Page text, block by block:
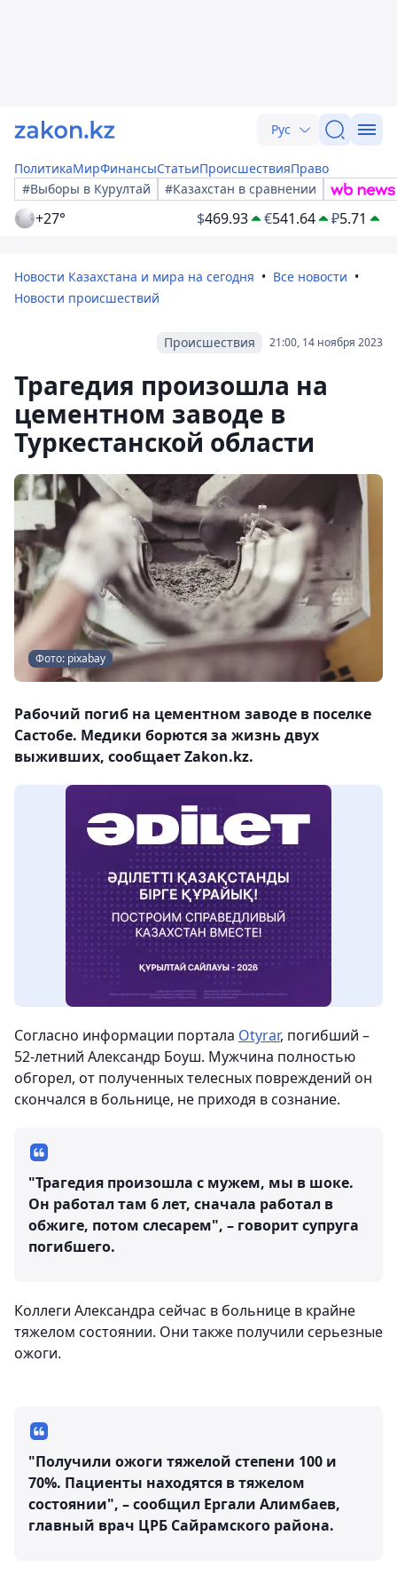
Рус
ПолитикаМирФинансыСтатьиПроисшествияПраво
#Выборы в Курултай
#Казахстан в сравнении
+27° $469.93 €541.64 ₽5.71
Новости Казахстана и мира на сегодня
Все новости
Новости происшествий
21:00, 14 ноября 2023
Происшествия
Трагедия произошла на
цементном заводе в
Туркестанской области
Фото: pixabay
Рабочий погиб на цементном заводе в поселке
Састобе. Медики борются за жизнь двух
выживших, сообщает Zakon.kz.
Согласно информации портала Otyrar, погибший –
52-летний Александр Боуш. Мужчина полностью
обгорел, от полученных телесных повреждений он
скончался в больнице, не приходя в сознание.
"Трагедия произошла с мужем, мы в шоке.
Он работал там 6 лет, сначала работал в
обжиге, потом слесарем", – говорит супруга
погибшего.
Коллеги Александра сейчас в больнице в крайне
тяжелом состоянии. Они также получили серьезные
ожоги.
"Получили ожоги тяжелой степени 100 и
70%. Пациенты находятся в тяжелом
состоянии", – сообщил Ергали Алимбаев,
главный врач ЦРБ Сайрамского района.